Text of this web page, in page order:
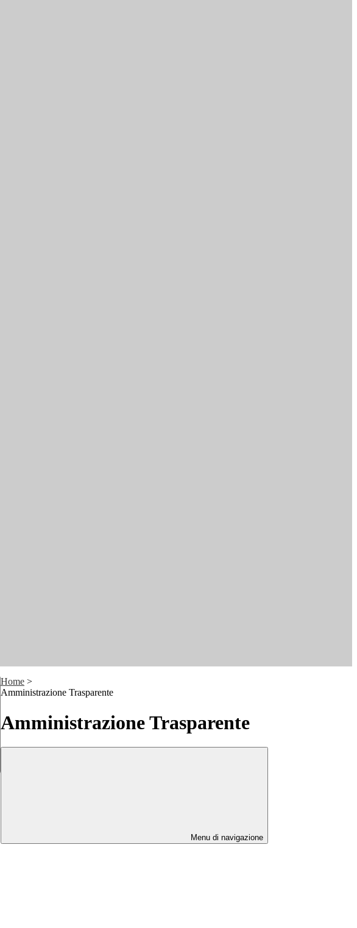
Home >
Amministrazione Trasparente
Amministrazione Trasparente
Menu di navigazione